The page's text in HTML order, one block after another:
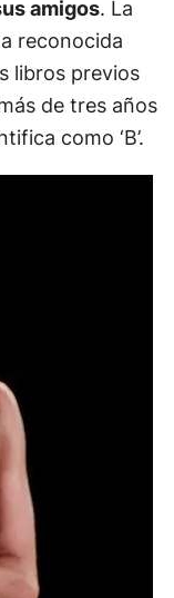
amigos. La
reconocida
libros previos
de tres años
como ‘B’.